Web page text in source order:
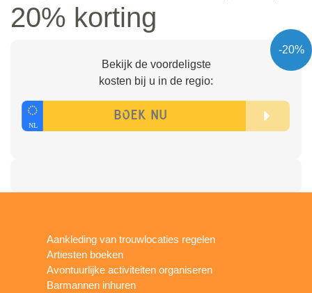
20% korting
-20%
Bekijk de voordeligste
kosten bij u in de regio:
Aankleding van trouwlocaties regelen
Artiesten boeken
Avontuurlijke activiteiten organiseren
Barmannen inhuren